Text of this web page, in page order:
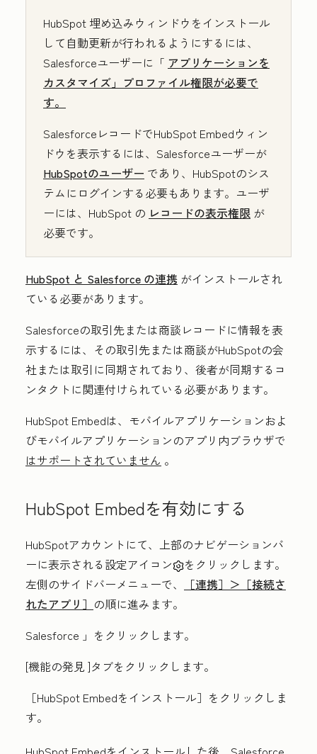
HubSpot 埋め込みウィンドウをインストール
して自動更新が行われるようにするには、
Salesforceユーザーに「 アプリケーションを
カスタマイズ」プロファイル権限が必要で
す。
SalesforceレコードでHubSpot Embedウィン
ドウを表示するには、Salesforceユーザーが
HubSpotのユーザー であり、HubSpotのシス
テムにログインする必要もあります。ユーザ
ーには、HubSpot の レコードの表示権限 が
必要です。
HubSpot と Salesforce の連携 がインストールされ
ている必要があります。
Salesforceの取引先または商談レコードに情報を表
示するには、その取引先または商談がHubSpotの会
社または取引に同期されており、後者が同期するコ
ンタクトに関連付けられている必要があります。
HubSpot Embedは、モバイルアプリケーションおよ
びモバイルアプリケーションのアプリ内ブラウザで
はサポートされていません 。
HubSpot Embedを有効にする
HubSpotアカウントにて、上部のナビゲーションバ
ーに表示される設定アイコン
をクリックします。
左側のサイドバーメニューで、
［連携］＞［接続さ
れたアプリ］ の順に進みます。
Salesforce 」をクリックします。
[機能の発見]タブをクリックします。
［HubSpot Embedをインストール］ をクリックしま
す。